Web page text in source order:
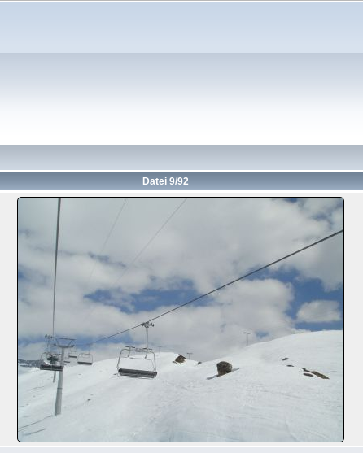
Datei 9/92